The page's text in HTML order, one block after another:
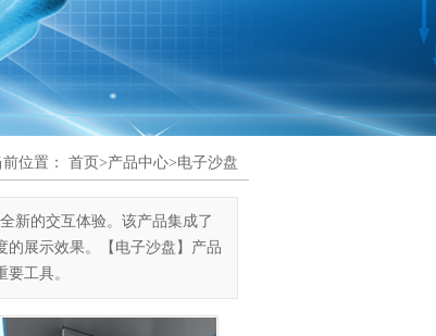
位置： 首页 >产品中心>电子沙盘
新的交互体验。该产品集成了
的展示效果。【电子沙盘】产品
工具。